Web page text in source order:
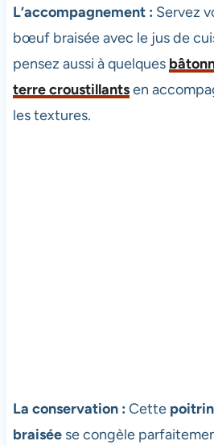
L’accompagnement : Servez
bœuf braisée avec le jus de
pensez aussi à quelques
terre croustillantsen
les textures.
La conservation : Cette
braiséese congèle